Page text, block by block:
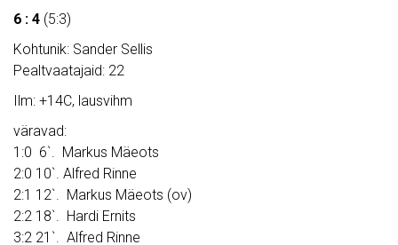
6 : 4 (5:3)
Kohtunik: Sander Sellis
Pealtvaatajaid: 22
Ilm: +14C, lausvihm
väravad:
1:0 6`. Markus Mäeots
2:0 10`. Alfred Rinne
2:1 12`. Markus Mäeots (ov)
2:2 18`. Hardi Ernits
3:2 21`. Alfred Rinne